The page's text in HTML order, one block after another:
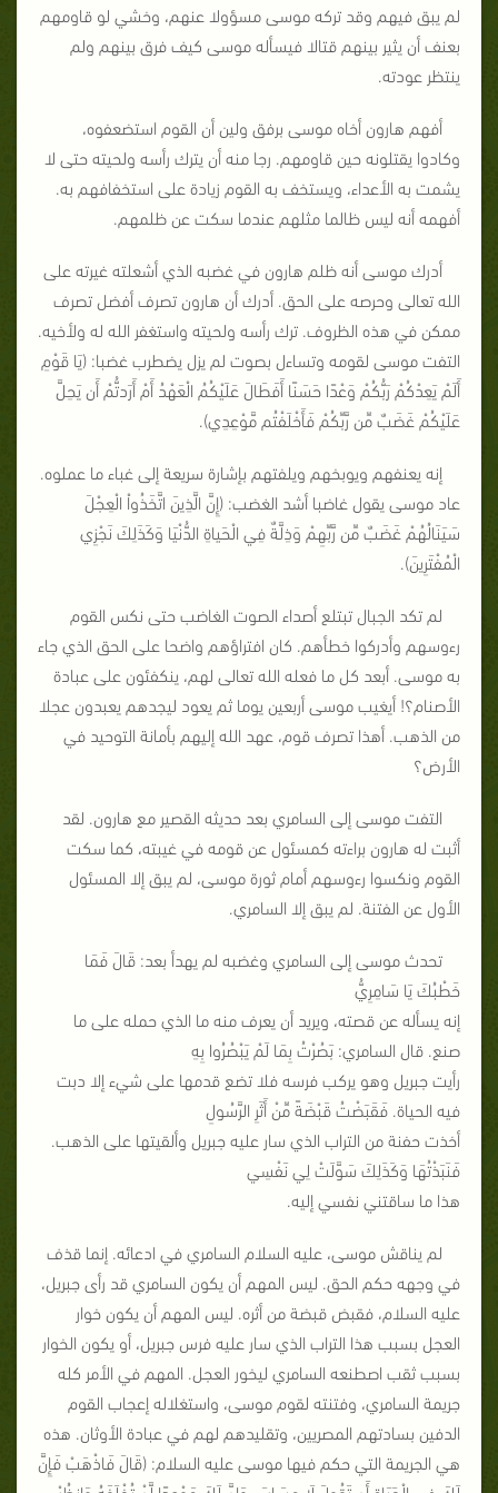
لم يبق فيهم وقد تركه موسى مسؤولا عنهم، وخشي لو قاومهم
بعنف أن يثير بينهم قتالا فيسأله موسى كيف فرق بينهم ولم
ينتظر عودته.
أفهم هارون أخاه موسى برفق ولين أن القوم استضعفوه،
وكادوا يقتلونه حين قاومهم. رجا منه أن يترك رأسه ولحيته حتى لا
يشمت به الأعداء، ويستخف به القوم زيادة على استخفافهم به.
أفهمه أنه ليس ظالما مثلهم عندما سكت عن ظلمهم.
أدرك موسى أنه ظلم هارون في غضبه الذي أشعلته غيرته على
الله تعالى وحرصه على الحق. أدرك أن هارون تصرف أفضل تصرف
ممكن في هذه الظروف. ترك رأسه ولحيته واستغفر الله له ولأخيه.
التفت موسى لقومه وتساءل بصوت لم يزل يضطرب غضبا: (يَا قَوْمِ
أَلَمْ يَعِدْكُمْ رَبُّكُمْ وَعْدًا حَسَنًا أَفَطَالَ عَلَيْكُمُ الْعَهْدُ أَمْ أَرَدتُّمْ أَن يَحِلَّ
عَلَيْكُمْ غَضَبٌ مِّن رَّبِّكُمْ فَأَخْلَفْتُم مَّوْعِدِي).
إنه يعنفهم ويوبخهم ويلفتهم بإشارة سريعة إلى غباء ما عملوه.
عاد موسى يقول غاضبا أشد الغضب: (إِنَّ الَّذِينَ اتَّخَذُواْ الْعِجْلَ
سَيَنَالُهُمْ غَضَبٌ مِّن رَّبِّهِمْ وَذِلَّةٌ فِي الْحَياةِ الدُّنْيَا وَكَذَلِكَ نَجْزِي
الْمُفْتَرِينَ).
لم تكد الجبال تبتلع أصداء الصوت الغاضب حتى نكس القوم
رءوسهم وأدركوا خطأهم. كان افتراؤهم واضحا على الحق الذي جاء
به موسى. أبعد كل ما فعله الله تعالى لهم، ينكفئون على عبادة
الأصنام؟! أيغيب موسى أربعين يوما ثم يعود ليجدهم يعبدون عجلا
من الذهب. أهذا تصرف قوم، عهد الله إليهم بأمانة التوحيد في
الأرض؟
التفت موسى إلى السامري بعد حديثه القصير مع هارون. لقد
أثبت له هارون براءته كمسئول عن قومه في غيبته، كما سكت
القوم ونكسوا رءوسهم أمام ثورة موسى، لم يبق إلا المسئول
الأول عن الفتنة. لم يبق إلا السامري.
تحدث موسى إلى السامري وغضبه لم يهدأ بعد: قَالَ فَمَا
خَطْبُكَ يَا سَامِرِيُّ
إنه يسأله عن قصته، ويريد أن يعرف منه ما الذي حمله على ما
صنع. قال السامري: بَصُرْتُ بِمَا لَمْ يَبْصُرُوا بِهِ
رأيت جبريل وهو يركب فرسه فلا تضع قدمها على شيء إلا دبت
فيه الحياة. فَقَبَضْتُ قَبْضَةً مِّنْ أَثَرِ الرَّسُولِ
أخذت حفنة من التراب الذي سار عليه جبريل وألقيتها على الذهب.
فَنَبَذْتُهَا وَكَذَلِكَ سَوَّلَتْ لِي نَفْسِي
هذا ما ساقتني نفسي إليه.
لم يناقش موسى، عليه السلام السامري في ادعائه. إنما قذف
في وجهه حكم الحق. ليس المهم أن يكون السامري قد رأى جبريل،
عليه السلام، فقبض قبضة من أثره. ليس المهم أن يكون خوار
العجل بسبب هذا التراب الذي سار عليه فرس جبريل، أو يكون الخوار
بسبب ثقب اصطنعه السامري ليخور العجل. المهم في الأمر كله
جريمة السامري، وفتنته لقوم موسى، واستغلاله إعجاب القوم
الدفين بسادتهم المصريين، وتقليدهم لهم في عبادة الأوثان. هذه
هي الجريمة التي حكم فيها موسى عليه السلام: (قَالَ فَاذْهَبْ فَإِنَّ